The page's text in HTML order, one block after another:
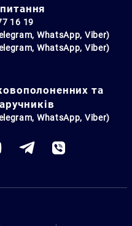
16 19
WhatsApp, Viber)
WhatsApp, Viber)
та
WhatsApp, Viber)